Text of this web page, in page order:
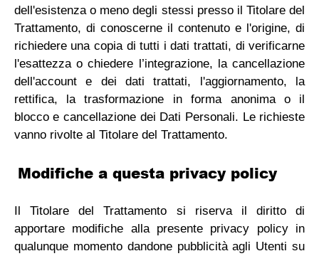
dell'esistenza o meno degli stessi presso il Titolare del
Trattamento, di conoscerne il contenuto e l'origine, di
richiedere una copia di tutti i dati trattati, di verificarne
l'esattezza o chiedere l’integrazione, la cancellazione
dell'account e dei dati trattati, l'aggiornamento, la
rettifica, la trasformazione in forma anonima o il
blocco e cancellazione dei Dati Personali. Le richieste
vanno rivolte al Titolare del Trattamento.
Modifiche a questa privacy policy
Il Titolare del Trattamento si riserva il diritto di
apportare modifiche alla presente privacy policy in
qualunque momento dandone pubblicità agli Utenti su